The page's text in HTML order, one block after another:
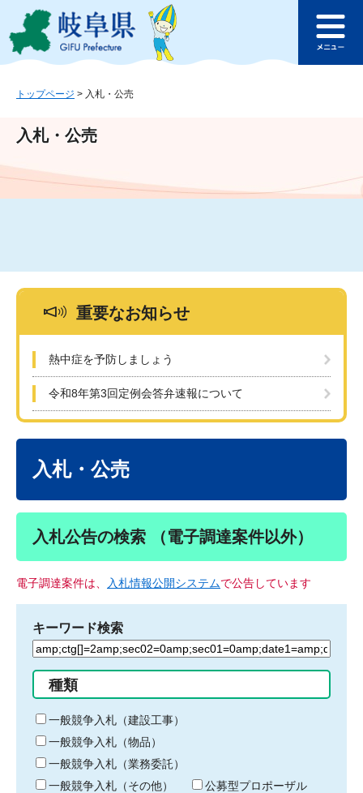
ジ
ュ
文
このページの本文へ
ュ
トップページ > 入札・公売
入札・公売
重要なお知らせ
熱中症を予防しましょう
令和8年第3回定例会答弁速報について
入札・公売
入札公告の検索 （電子調達案件以外）
電子調達案件は、 入札情報公開システムで公告しています
キーワード検索
検
る
キ
ー
ワ
ー
ド
種類
一般競争入札（建設工事）
一般競争入札（物品）
一般競争入札（業務委託）
一般競争入札（その他）
公募型プロポーザル